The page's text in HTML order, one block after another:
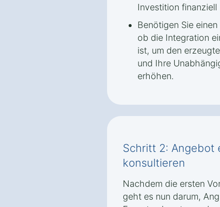
Investition finanziell
Benötigen Sie
ob die Integration
ist, um den
und Ihre
erhöhen.
Schritt 2: Angebot
konsultieren
Nachdem die ersten
geht es nun darum,